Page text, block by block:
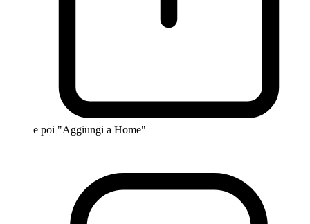
e poi "Aggiungi a Home"